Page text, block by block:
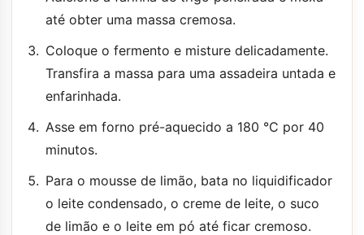
até obter uma massa cremosa.
Coloque o fermento e misture delicadamente.
Transfira a massa para uma assadeira untada e
enfarinhada.
Asse em forno pré-aquecido a 180 °C por 40
minutos.
Para o mousse de limão, bata no liquidificador
o leite condensado, o creme de leite, o suco
de limão e o leite em pó até ficar cremoso.